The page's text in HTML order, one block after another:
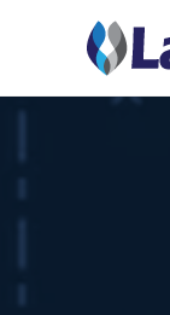
conteúdo